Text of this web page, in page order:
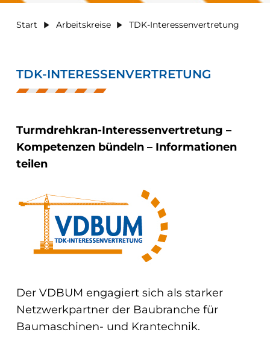
Start Arbeitskreise TDK-Interessenvertretung
TDK-INTERESSENVERTRETUNG
Turmdrehkran-Interessenvertretung –
Kompetenzen bündeln – Informationen
teilen
Der VDBUM engagiert sich als starker
Netzwerkpartner der Baubranche für
Baumaschinen- und Krantechnik.